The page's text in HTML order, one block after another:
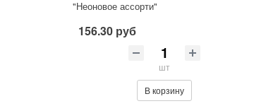
"Неоновое ассорти"
156.30 руб
шт
В корзину